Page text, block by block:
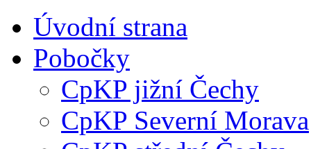
Úvodní strana
Pobočky
CpKP jižní Čechy
CpKP Severní Morava